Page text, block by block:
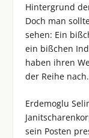
Hintergrund
Doch man
sehen: Ein
ein bißchen
haben ihren
der Reihe
Erdemoglu
sein Posten